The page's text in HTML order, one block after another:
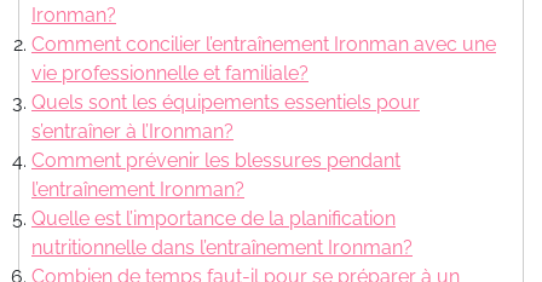
Ironman?
Comment concilier l’entraînement Ironman avec une
vie professionnelle et familiale?
Quels sont les équipements essentiels pour
s’entraîner à l’Ironman?
Comment prévenir les blessures pendant
l’entraînement Ironman?
Quelle est l’importance de la planification
nutritionnelle dans l’entraînement Ironman?
Combien de temps faut-il pour se préparer à un